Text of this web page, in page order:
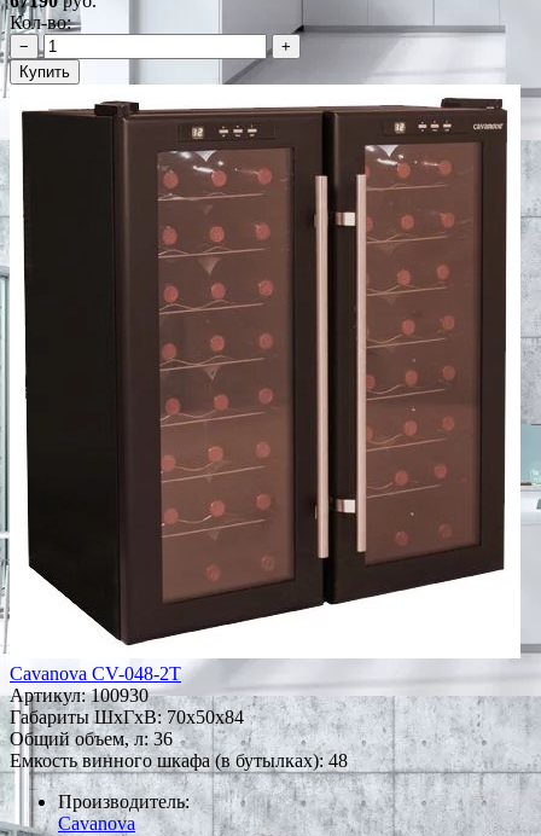
Кол-во:
−
+
Купить
Cavanova CV-048-2Т
Артикул:100930
Габариты ШxГxВ: 70x50x84
Общий объем, л: 36
Емкость винного шкафа (в бутылках): 48
Производитель:
Cavanova